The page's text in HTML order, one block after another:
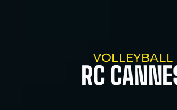
VOLLEYBALL
RC